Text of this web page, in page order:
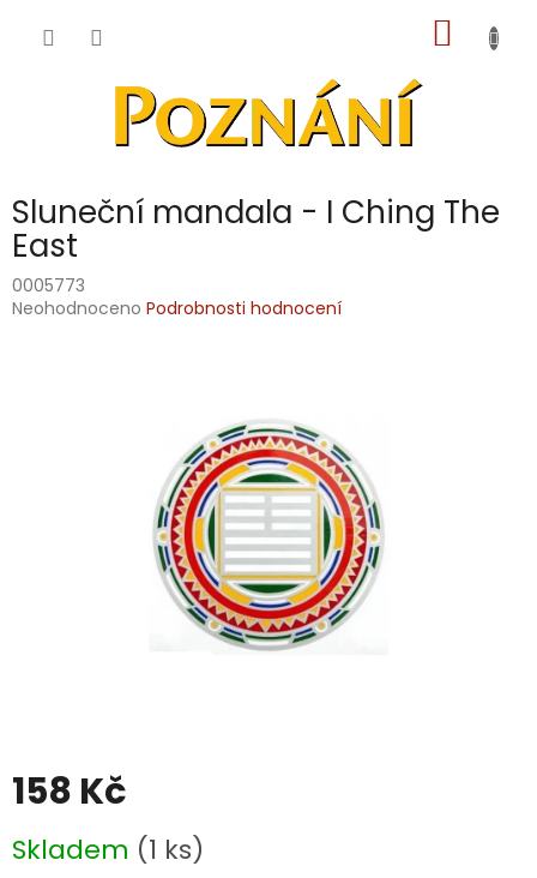
KOŠÍK
Sluneční mandala - I Ching The
East
0005773
Průměrné
Neohodnoceno Podrobnosti hodnocení
158 Kč
cena:
Skladem (1 ks)